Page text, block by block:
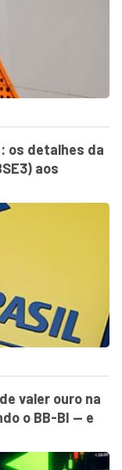
os detalhes da
aos
valer ouro na
o BB-BI — e